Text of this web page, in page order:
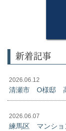
新着記事
2026.06.12
清瀬市 O様邸
2026.06.07
練馬区 マンシ